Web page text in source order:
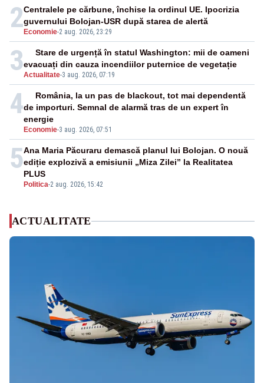
2 Economie-2 aug. 2026, 23:29
Centralele pe cărbune, închise la ordinul UE. Ipocrizia
guvernului Bolojan-USR după starea de alertă
3Actualitate-3 aug. 2026, 07:19
Stare de urgență în statul Washington: mii de oameni
evacuați din cauza incendiilor puternice de vegetație
4
Economie-3 aug. 2026, 07:51
România, la un pas de blackout, tot mai dependentă
de importuri. Semnal de alarmă tras de un expert în
energie
5
Politica-2 aug. 2026, 15:42
Ana Maria Păcuraru demască planul lui Bolojan. O nouă
ediție explozivă a emisiunii „Miza Zilei” la Realitatea
PLUS
ACTUALITATE